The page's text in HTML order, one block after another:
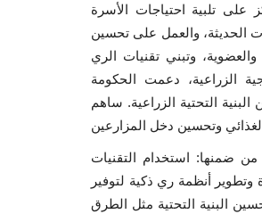
على تلبية احتياجات الأسرة
الحديثة، والعمل على تحسين
وتبني تقنيات الري
الزراعية، دعمت الحكومة
التحتية الزراعية. ساهم
ضمنها: استخدام التقنيات
وتطوير أنظمة ري ذكية لتوفير
البنية التحتية مثل الطرق